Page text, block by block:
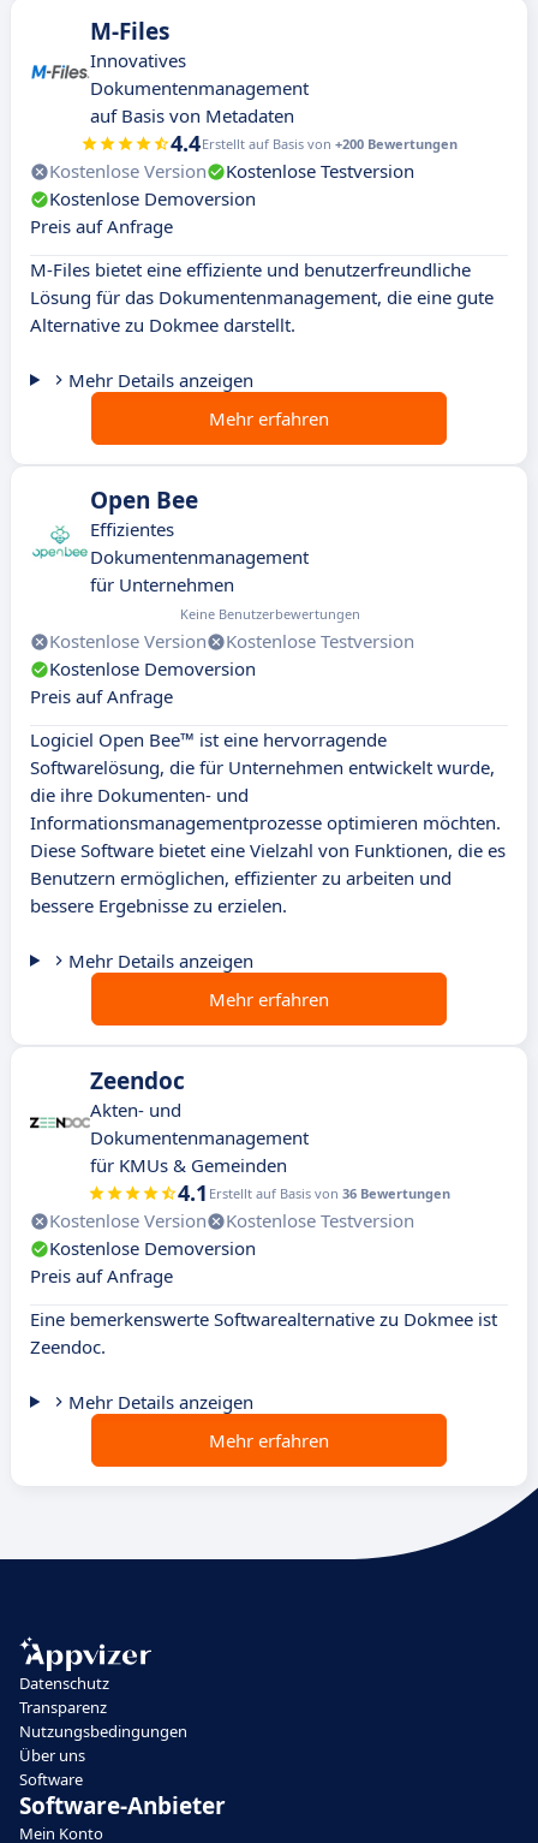
M-Files
Innovatives
Dokumentenmanagement
auf Basis von Metadaten
4.4Erstellt auf Basis von +200 Bewertungen
Kostenlose Version
Kostenlose Testversion
Kostenlose Demoversion
Preis auf Anfrage
M-Files bietet eine effiziente und benutzerfreundliche
Lösung für das Dokumentenmanagement, die eine gute
Alternative zu Dokmee darstellt.
Mehr Details anzeigen
Mehr erfahren
Open Bee
Effizientes
Dokumentenmanagement
für Unternehmen
Keine Benutzerbewertungen
Kostenlose Version
Kostenlose Testversion
Kostenlose Demoversion
Preis auf Anfrage
Logiciel Open Bee™ ist eine hervorragende
Softwarelösung, die für Unternehmen entwickelt wurde,
die ihre Dokumenten- und
Informationsmanagementprozesse optimieren möchten.
Diese Software bietet eine Vielzahl von Funktionen, die es
Benutzern ermöglichen, effizienter zu arbeiten und
bessere Ergebnisse zu erzielen.
Mehr Details anzeigen
Mehr erfahren
Zeendoc
Akten- und
Dokumentenmanagement
für KMUs & Gemeinden
4.1 Erstellt auf Basis von 36 Bewertungen
Kostenlose Version
Kostenlose Testversion
Kostenlose Demoversion
Preis auf Anfrage
Eine bemerkenswerte Softwarealternative zu Dokmee ist
Zeendoc.
Mehr Details anzeigen
Mehr erfahren
Datenschutz
Transparenz
Nutzungsbedingungen
Über uns
Software
Software-Anbieter
Mein Konto